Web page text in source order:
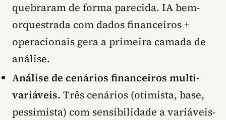
quebraram de forma parecida. IA bem-
orquestrada com dados financeiros +
operacionais gera a primeira camada de
análise.
Análise de cenários financeiros multi-
variáveis. Três cenários (otimista, base,
pessimista) com sensibilidade a variáveis-